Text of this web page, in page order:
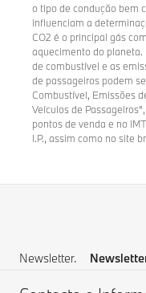
o tipo de condução bem
influenciam a
CO2 é o principal gás
aquecimento do
de combustível e as
de passageiros podem
Combustível, Emissões
Veículos de
pontos de venda e no
I.P., assim como no site
Newsletter.